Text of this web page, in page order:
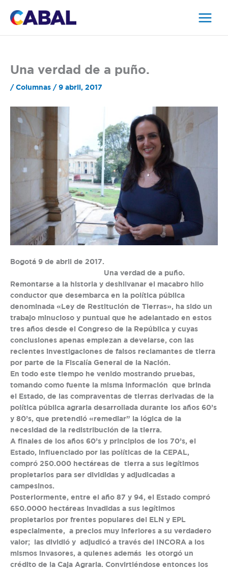
Una verdad de a puño.
/ Columnas / 9 abril, 2017
Bogotá 9 de abril de 2017.
Una verdad de a puño.
Remontarse a la historia y deshilvanar el macabro hilo
conductor que desembarca en la política pública
denominada «Ley de Restitución de Tierras», ha sido un
trabajo minucioso y puntual que he adelantado en estos
tres años desde el Congreso de la República y cuyas
conclusiones apenas empiezan a develarse, con las
recientes investigaciones de falsos reclamantes de tierra
por parte de la Fiscalía General de la Nación.
En todo este tiempo he venido mostrando pruebas,
tomando como fuente la misma información que brinda
el Estado, de las compraventas de tierras derivadas de la
política pública agraria desarrollada durante los años 60’s
y 80’s, que pretendió «remediar” la lógica de la
necesidad de la redistribución de la tierra.
A finales de los años 60’s y principios de los 70’s, el
Estado, influenciado por las políticas de la CEPAL,
compró 250.000 hectáreas de tierra a sus legítimos
propietarios para ser divididas y adjudicadas a
campesinos.
Posteriormente, entre el año 87 y 94, el Estado compró
650.0000 hectáreas invadidas a sus legítimos
propietarios por frentes populares del ELN y EPL
especialmente, a precios muy inferiores a su verdadero
valor; las dividió y adjudicó a través del INCORA a los
mismos invasores, a quienes además les otorgó un
crédito de la Caja Agraria. Convirtiéndose entonces los